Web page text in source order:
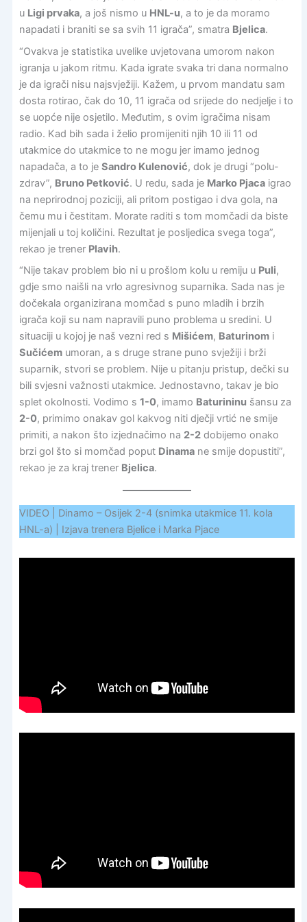
u Ligi prvaka, a još nismo u HNL-u, a to je da moramo
napadati i braniti se sa svih 11 igrača”, smatra Bjelica.
“Ovakva je statistika uvelike uvjetovana umorom nakon
igranja u jakom ritmu. Kada igrate svaka tri dana normalno
je da igrači nisu najsvježiji. Kažem, u prvom mandatu sam
dosta rotirao, čak do 10, 11 igrača od srijede do nedjelje i to
se uopće nije osjetilo. Međutim, s ovim igračima nisam
radio. Kad bih sada i želio promijeniti njih 10 ili 11 od
utakmice do utakmice to ne mogu jer imamo jednog
napadača, a to je Sandro Kulenović, dok je drugi “polu-
zdrav”, Bruno Petković. U redu, sada je Marko Pjacaigrao
na neprirodnoj poziciji, ali pritom postigao i dva gola, na
čemu mu i čestitam. Morate raditi s tom momčadi da biste
mijenjali u toj količini. Rezultat je posljedica svega toga”,
rekao je trener Plavih.
“Nije takav problem bio ni u prošlom kolu u remiju u Puli,
gdje smo naišli na vrlo agresivnog suparnika. Sada nas je
dočekala organizirana momčad s puno mladih i brzih
igrača koji su nam napravili puno problema u sredini. U
situaciji u kojoj je naš vezni red s Mišićem, Baturinomi
Sučićemumoran, a s druge strane puno svježiji i brži
suparnik, stvori se problem. Nije u pitanju pristup, dečki su
bili svjesni važnosti utakmice. Jednostavno, takav je bio
splet okolnosti. Vodimo s 1-0, imamo Baturininu šansu za
2-0, primimo onakav gol kakvog niti dječji vrtić ne smije
primiti, a nakon što izjednačimo na 2-2dobijemo onako
brzi gol što si momčad poput Dinamane smije dopustiti”,
rekao je za kraj trener Bjelica.
VIDEO | Dinamo – Osijek 2-4 (snimka utakmice 11. kola
HNL-a) | Izjava trenera Bjelice i Marka Pjace